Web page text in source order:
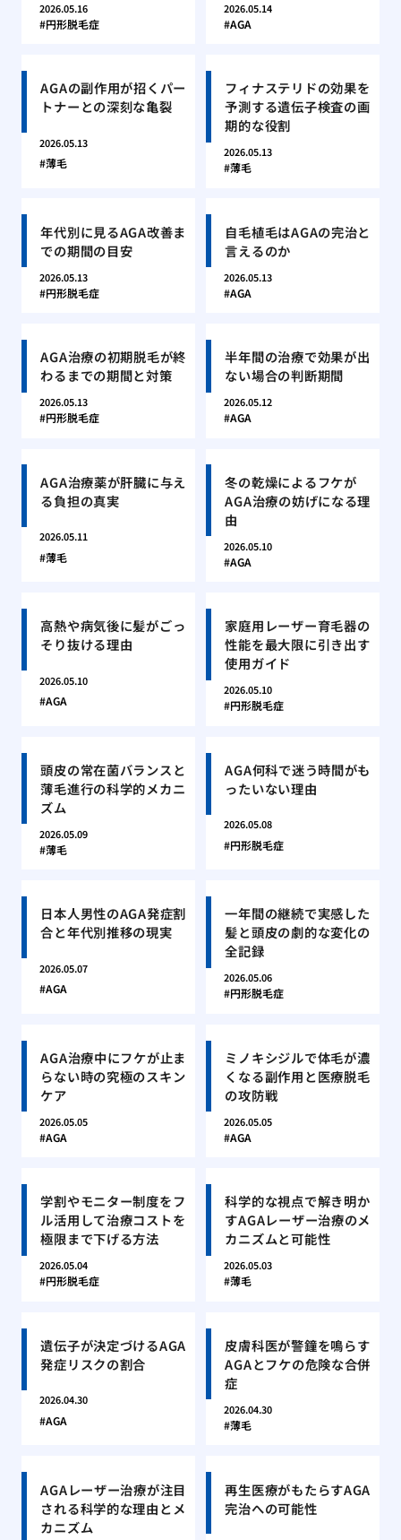
2026.05.16
円形脱毛症
2026.05.14
AGA
AGAの副作用が招くパー
トナーとの深刻な亀裂
2026.05.13
薄毛
フィナステリドの効果を
予測する遺伝子検査の画
期的な役割
2026.05.13
薄毛
年代別に見るAGA改善ま
での期間の目安
2026.05.13
円形脱毛症
自毛植毛はAGAの完治と
言えるのか
2026.05.13
AGA
AGA治療の初期脱毛が終
わるまでの期間と対策
2026.05.13
円形脱毛症
半年間の治療で効果が出
ない場合の判断期間
2026.05.12
AGA
AGA治療薬が肝臓に与え
る負担の真実
2026.05.11
薄毛
冬の乾燥によるフケが
AGA治療の妨げになる理
由
2026.05.10
AGA
高熱や病気後に髪がごっ
そり抜ける理由
2026.05.10
AGA
家庭用レーザー育毛器の
性能を最大限に引き出す
使用ガイド
2026.05.10
円形脱毛症
頭皮の常在菌バランスと
薄毛進行の科学的メカニ
ズム
2026.05.09
薄毛
AGA何科で迷う時間がも
ったいない理由
2026.05.08
円形脱毛症
日本人男性のAGA発症割
合と年代別推移の現実
2026.05.07
AGA
一年間の継続で実感した
髪と頭皮の劇的な変化の
全記録
2026.05.06
円形脱毛症
AGA治療中にフケが止ま
らない時の究極のスキン
ケア
2026.05.05
AGA
ミノキシジルで体毛が濃
くなる副作用と医療脱毛
の攻防戦
2026.05.05
AGA
学割やモニター制度をフ
ル活用して治療コストを
極限まで下げる方法
2026.05.04
円形脱毛症
科学的な視点で解き明か
すAGAレーザー治療のメ
カニズムと可能性
2026.05.03
薄毛
遺伝子が決定づけるAGA
発症リスクの割合
2026.04.30
AGA
皮膚科医が警鐘を鳴らす
AGAとフケの危険な合併
症
2026.04.30
薄毛
AGAレーザー治療が注目
される科学的な理由とメ
カニズム
再生医療がもたらすAGA
完治への可能性